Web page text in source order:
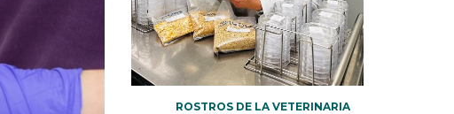
ROSTROS DE LA VETERINARIA